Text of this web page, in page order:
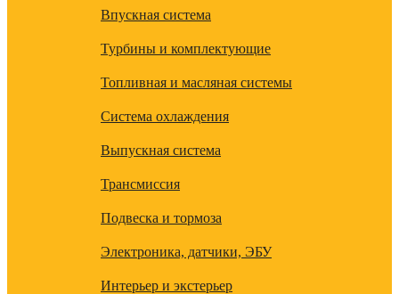
Впускная система
Турбины и комплектующие
Топливная и масляная системы
Система охлаждения
Выпускная система
Трансмиссия
Подвеска и тормоза
Электроника, датчики, ЭБУ
Интерьер и экстерьер